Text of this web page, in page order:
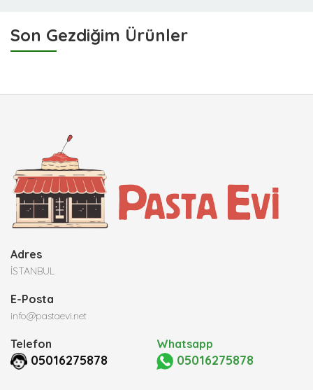
Son Gezdiğim Ürünler
Adres
İSTANBUL
E-Posta
info@pastaevi.net
Telefon
05016275878
Whatsapp
05016275878